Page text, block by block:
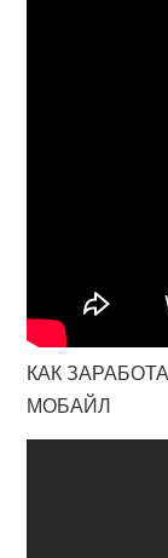
КАК
МОБАЙЛ